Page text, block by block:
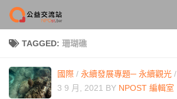
Skip to content
TAGGED: 珊瑚礁
國際 / 永續發展專題─ 永續觀光 /
3 9 月, 2021 BY NPOST 編輯室